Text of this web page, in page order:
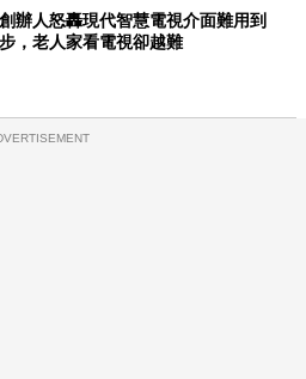
辦人怒轟現代智慧電視介面難用到
，老人家看電視卻越難